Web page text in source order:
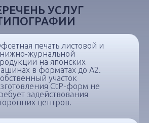
УСЛУГ
печать листовой и
журнальной
на японских
в форматах до А2.
участок
CtP-форм не
задействования
центров.